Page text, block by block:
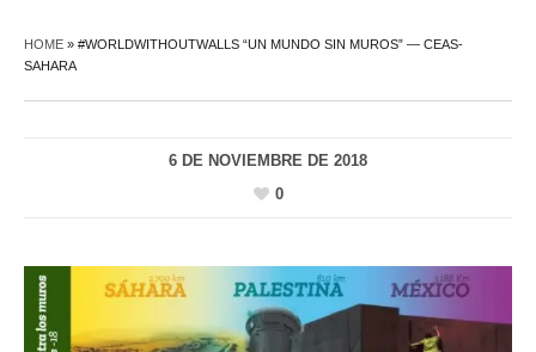
HOME » #WORLDWITHOUTWALLS “UN MUNDO SIN MUROS” — CEAS-
SAHARA
6 DE NOVIEMBRE DE 2018
0